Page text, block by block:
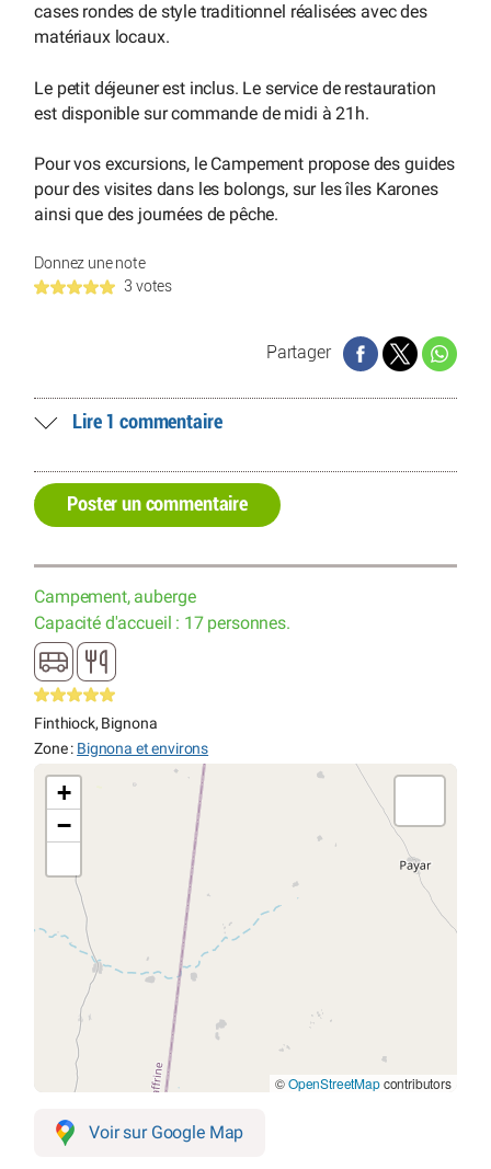
cases rondes de style traditionnel réalisées avec des
matériaux locaux.
Le petit déjeuner est inclus. Le service de restauration
est disponible sur commande de midi à 21h.
Pour vos excursions, le Campement propose des guides
pour des visites dans les bolongs, sur les îles Karones
ainsi que des journées de pêche.
Donnez une note
3 votes
Partager
Lire 1 commentaire
Poster un commentaire
Campement, auberge
Capacité d'accueil : 17 personnes.
Finthiock, Bignona
Zone : Bignona et environs
+
−
©OpenStreetMapcontributors
Voir sur Google Map